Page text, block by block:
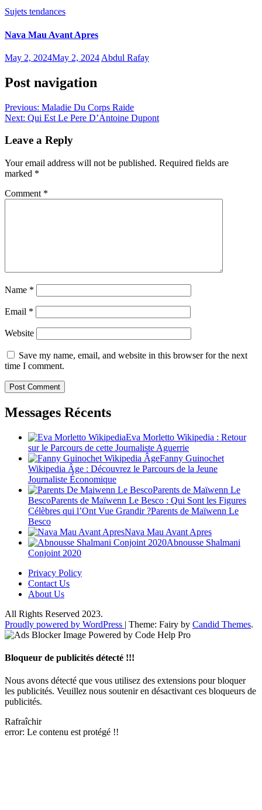
Sujets tendances
Nava Mau Avant Apres
May 2, 2024May 2, 2024 Abdul Rafay
Post navigation
Previous: Maladie Du Corps Raide
Next: Qui Est Le Pere D’Antoine Dupont
Leave a Reply
Your email address will not be published. Required fields are
marked *
Comment *
Name *
Email *
Website
Save my name, email, and website in this browser for the next
time I comment.
Messages Récents
Eva Morletto Wikipedia : Retour
sur le Parcours de cette Journaliste Aguerrie
Fanny Guinochet
Wikipedia Âge : Découvrez le Parcours de la Jeune
Journaliste Économique
Parents de Maïwenn Le
BescoParents de Maïwenn Le Besco : Qui Sont les Figures
Célèbres qui l’Ont Vue Grandir ?Parents de Maïwenn Le
Besco
Nava Mau Avant Apres
Abnousse Shalmani
Conjoint 2020
Privacy Policy
Contact Us
About Us
All Rights Reserved 2023.
Proudly powered by WordPress | Theme: Fairy by Candid Themes.
Bloqueur de publicités détecté !!!
Nous avons détecté que vous utilisez des extensions pour bloquer
les publicités. Veuillez nous soutenir en désactivant ces bloqueurs de
publicités.
Rafraîchir
error: Le contenu est protégé !!